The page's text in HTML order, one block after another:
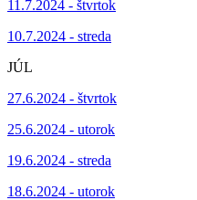
11.7.2024 - štvrtok
10.7.2024 - streda
JÚL
27.6.2024 - štvrtok
25.6.2024 - utorok
19.6.2024 - streda
18.6.2024 - utorok